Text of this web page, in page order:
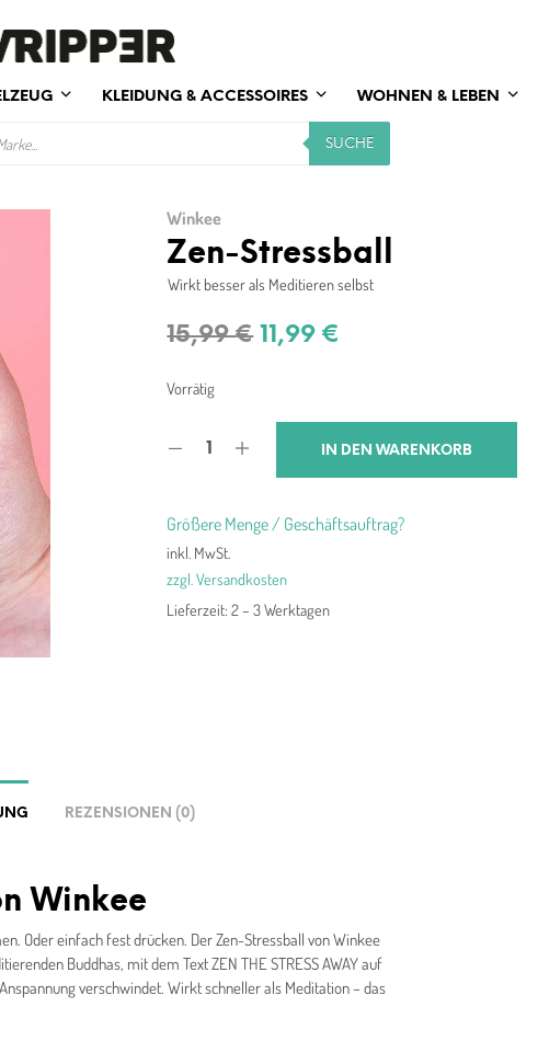
KLEIDUNG & ACCESSOIRES WOHNEN & LEBEN
SUCHE
Winkee
Zen-Stressball
Wirkt besser als Meditieren selbst
15,99€ Ursprünglicher
15,99 €
11,99€
11,99 €.
Vorrätig
IN DEN WARENKORB
Größere Menge / Geschäftsauftrag?
inkl. MwSt.
zzgl. Versandkosten
Lieferzeit:2 – 3 Werktagen
REZENSIONEN (0)
Winkee
Oder einfach fest drücken. Der Zen-Stressball von Winkee
Buddhas, mit dem Text ZEN THE STRESS AWAY auf
verschwindet. Wirkt schneller als Meditation – das